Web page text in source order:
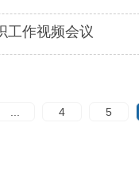
工作视频会议
4 5